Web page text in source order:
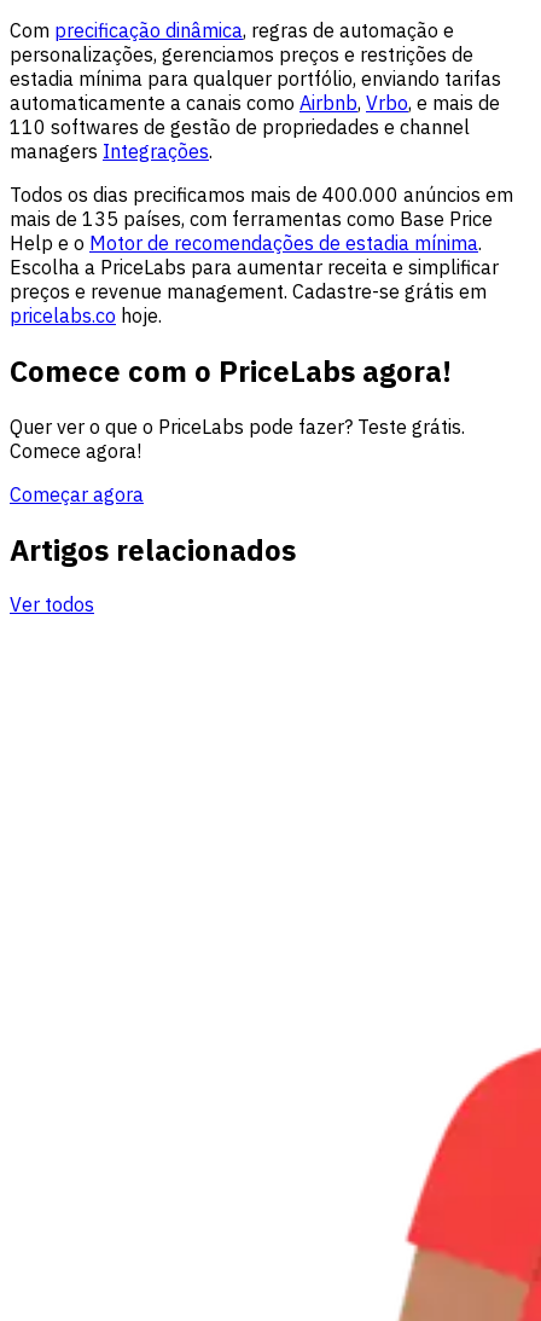
Com precificação dinâmica, regras de automação e
personalizações, gerenciamos preços e restrições de
estadia mínima para qualquer portfólio, enviando tarifas
automaticamente a canais como Airbnb, Vrbo, e mais de
110 softwares de gestão de propriedades e channel
managers Integrações.
Todos os dias precificamos mais de 400.000 anúncios em
mais de 135 países, com ferramentas como Base Price
Help e o Motor de recomendações de estadia mínima.
Escolha a PriceLabs para aumentar receita e simplificar
preços e revenue management. Cadastre-se grátis em
pricelabs.co hoje.
Comece com o PriceLabs agora!
Quer ver o que o PriceLabs pode fazer? Teste grátis.
Comece agora!
Começar agora
Artigos relacionados
Ver todos